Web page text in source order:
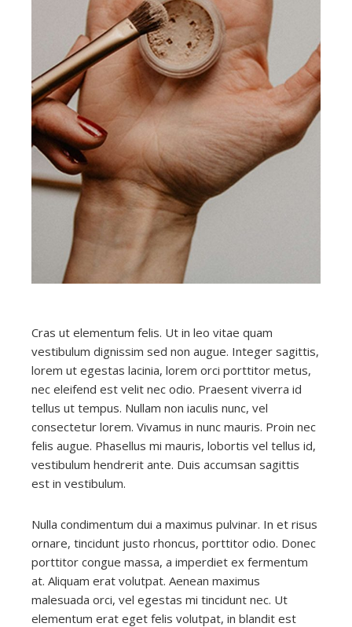
Cras ut elementum felis. Ut in leo vitae quam
vestibulum dignissim sed non augue. Integer sagittis,
lorem ut egestas lacinia, lorem orci porttitor metus,
nec eleifend est velit nec odio. Praesent viverra id
tellus ut tempus. Nullam non iaculis nunc, vel
consectetur lorem. Vivamus in nunc mauris. Proin nec
felis augue. Phasellus mi mauris, lobortis vel tellus id,
vestibulum hendrerit ante. Duis accumsan sagittis
est in vestibulum.
Nulla condimentum dui a maximus pulvinar. In et risus
ornare, tincidunt justo rhoncus, porttitor odio. Donec
porttitor congue massa, a imperdiet ex fermentum
at. Aliquam erat volutpat. Aenean maximus
malesuada orci, vel egestas mi tincidunt nec. Ut
elementum erat eget felis volutpat, in blandit est